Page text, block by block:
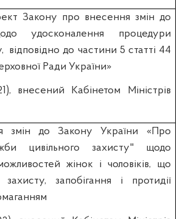
Закону про внесення змін до
удосконалення процедури
відповідно до частини 5 статті 44
Ради України»
внесений Кабінетом Міністрів
змін до Закону України «Про
цивільного захисту" щодо
жінок і чоловіків, що
запобігання і протидії